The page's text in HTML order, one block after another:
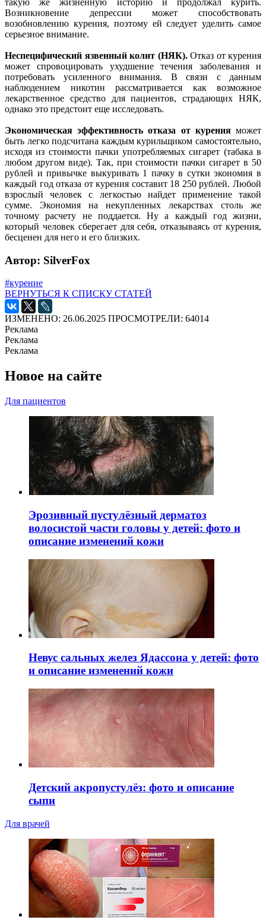
такую же жизненную историю и продолжал курить.
Возникновение депрессии может способствовать
возобновлению курения, поэтому ей следует уделить самое
серьезное внимание.
Неспецифический язвенный колит (НЯК).Отказ от курения
может спровоцировать ухудшение течения заболевания и
потребовать усиленного внимания. В связи с данным
наблюдением никотин рассматривается как возможное
лекарственное средство для пациентов, страдающих НЯК,
однако это предстоит еще исследовать.
Экономическая эффективность отказа от куренияможет
быть легко подсчитана каждым курильщиком самостоятельно,
исходя из стоимости пачки употребляемых сигарет (табака в
любом другом виде). Так, при стоимости пачки сигарет в 50
рублей и привычке выкуривать 1 пачку в сутки экономия в
каждый год отказа от курения составит 18 250 рублей. Любой
взрослый человек с легкостью найдет применение такой
сумме. Экономия на некупленных лекарствах столь же
точному расчету не поддается. Ну а каждый год жизни,
который человек сберегает для себя, отказываясь от курения,
бесценен для него и его близких.
Автор: SilverFox
#курение
ВЕРНУТЬСЯ К СПИСКУ СТАТЕЙ
ИЗМЕНЕНО: 26.06.2025 ПРОСМОТРЕЛИ: 64014
Реклама
Реклама
Реклама
Новое на сайте
Для пациентов
Эрозивный пустулёзный дерматоз
волосистой части головы у детей: фото и
описание изменений кожи
Невус сальных желез Ядассона у детей: фото
и описание изменений кожи
Детский акропустулёз: фото и описание
сыпи
Для врачей